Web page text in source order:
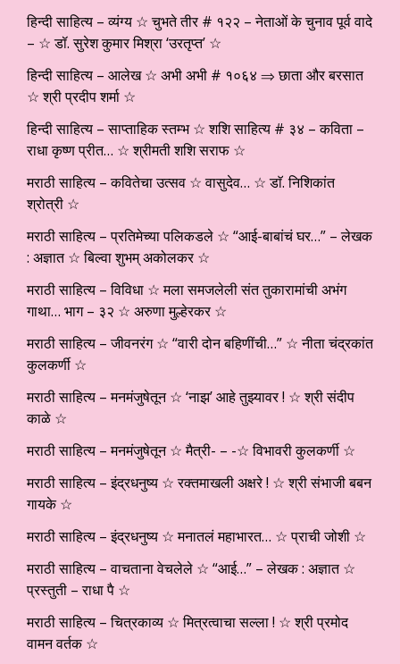
हिन्दी साहित्य – व्यंग्य ☆ चुभते तीर # १२२ – नेताओं के चुनाव पूर्व वादे
– ☆ डॉ. सुरेश कुमार मिश्रा ‘उरतृप्त’ ☆
हिन्दी साहित्य – आलेख ☆ अभी अभी # १०६४ ⇒ छाता और बरसात
☆ श्री प्रदीप शर्मा ☆
हिन्दी साहित्य – साप्ताहिक स्तम्भ ☆ शशि साहित्य # ३४ – कविता –
राधा कृष्ण प्रीत… ☆ श्रीमती शशि सराफ ☆
मराठी साहित्य – कवितेचा उत्सव ☆ वासुदेव… ☆ डाॅ. निशिकांत
श्रोत्री ☆
मराठी साहित्य – प्रतिमेच्या पलिकडले ☆ “आई-बाबांचं घर…” – लेखक
: अज्ञात ☆ बिल्वा शुभम् अकोलकर ☆
मराठी साहित्य – विविधा ☆ मला समजलेली संत तुकारामांची अभंग
गाथा… भाग – ३२ ☆ अरुणा मुल्हेरकर ☆
मराठी साहित्य – जीवनरंग ☆ “वारी दोन बहिणींची…” ☆ नीता चंद्रकांत
कुलकर्णी ☆
मराठी साहित्य – मनमंजुषेतून ☆ ‘नाझ’ आहे तुझ्यावर ! ☆ श्री संदीप
काळे ☆
मराठी साहित्य – मनमंजुषेतून ☆ मैत्री- – -☆ विभावरी कुलकर्णी ☆
मराठी साहित्य – इंद्रधनुष्य ☆ रक्तमाखली अक्षरे ! ☆ श्री संभाजी बबन
गायके ☆
मराठी साहित्य – इंद्रधनुष्य ☆ मनातलं महाभारत… ☆ प्राची जोशी ☆
मराठी साहित्य – वाचताना वेचलेले ☆ “आई…” – लेखक : अज्ञात ☆
प्रस्तुती – राधा पै ☆
मराठी साहित्य – चित्रकाव्य ☆ मित्रत्वाचा सल्ला ! ☆ श्री प्रमोद
वामन वर्तक ☆